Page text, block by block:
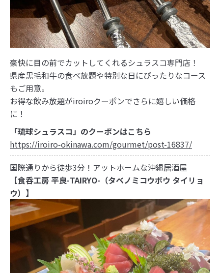
豪快に目の前でカットしてくれるシュラスコ専門店！
県産黒毛和牛の食べ放題や特別な日にぴったりなコース
もご用意。
お得な飲み放題がiroiroクーポンでさらに嬉しい価格
に！
「琉球シュラスコ」のクーポンはこちら
https://iroiro-okinawa.com/gourmet/post-16837/
国際通りから徒歩3分！アットホームな沖縄居酒屋
【食呑工房 平良-TAIRYO-（タベノミコウボウ タイリョ
ウ）】